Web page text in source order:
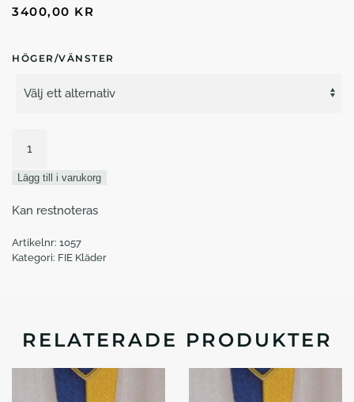
3400,00 KR
HÖGER/VÄNSTER
FIE
800N
Ecostar
Lägg till i varukorg
Kan restnoteras
Artikelnr: 1057
Kategori: FIE Kläder
RELATERADE PRODUKTER